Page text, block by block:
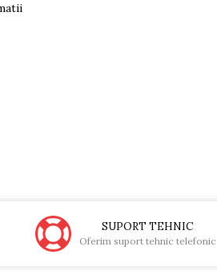
SUPORT TEHNIC
Oferim suport tehnic telefonic